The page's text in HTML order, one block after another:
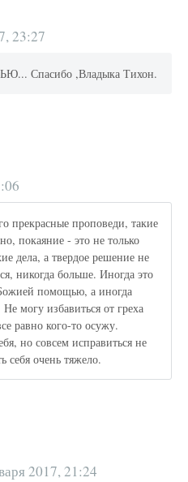
23:27
Спасибо ,Владыка Тихон.
прекрасные проповеди, такие
покаяние - это не только
дела, а твердое решение не
никогда больше. Иногда это
помощью, а иногда
могу избавиться от греха
равно кого-то осужу.
но совсем исправиться не
себя очень тяжело.
2017, 21:24